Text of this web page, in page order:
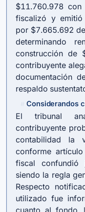
$11.760.978
fiscalizó y emitió
por $7.665.692
determinando
construcción de
contribuyente
documentación
respaldo
Considerandos
El tribunal
contribuyente
contabilidad la
conforme
fiscal confundió
siendo la regla
Respecto
utilizado fue
cuanto al fondo,